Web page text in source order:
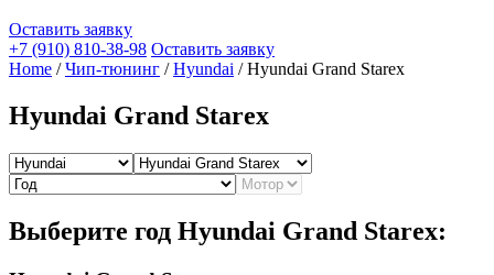
Оставить заявку
+7 (910) 810-38-98 Оставить заявку
Home /Чип-тюнинг /Hyundai / Hyundai Grand Starex
Hyundai Grand Starex
Выберите год Hyundai Grand Starex: